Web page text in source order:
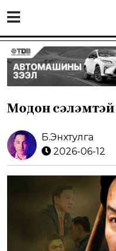
Модон сэлэмтэй
Б.Энхтулга
2026-06-12